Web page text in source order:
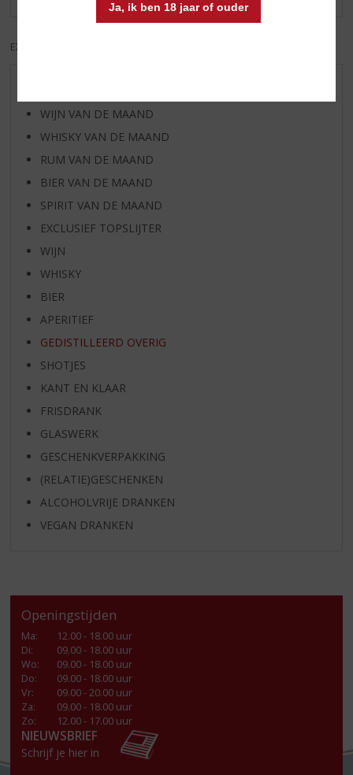
Ja, ik ben 18 jaar of ouder
EXCL. BTW
WIJN VAN DE MAAND
WHISKY VAN DE MAAND
RUM VAN DE MAAND
BIER VAN DE MAAND
SPIRIT VAN DE MAAND
EXCLUSIEF TOPSLIJTER
WIJN
WHISKY
BIER
APERITIEF
GEDISTILLEERD OVERIG
SHOTJES
KANT EN KLAAR
FRISDRANK
GLASWERK
GESCHENKVERPAKKING
(RELATIE)GESCHENKEN
ALCOHOLVRIJE DRANKEN
VEGAN DRANKEN
Openingstijden
Ma:
12.00 - 18.00 uur
Di:
09.00 - 18.00 uur
Wo:
09.00 - 18.00 uur
Do:
09.00 - 18.00 uur
Vr:
09.00 - 20.00 uur
Za:
09.00 - 18.00 uur
Zo:
12.00 - 17.00 uur
NIEUWSBRIEF
Schrijf je hier in